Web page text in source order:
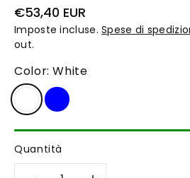
Prezzo
di
listino
€53,40 EUR
Imposte incluse.Spese di
out.
Color:White
Quantità